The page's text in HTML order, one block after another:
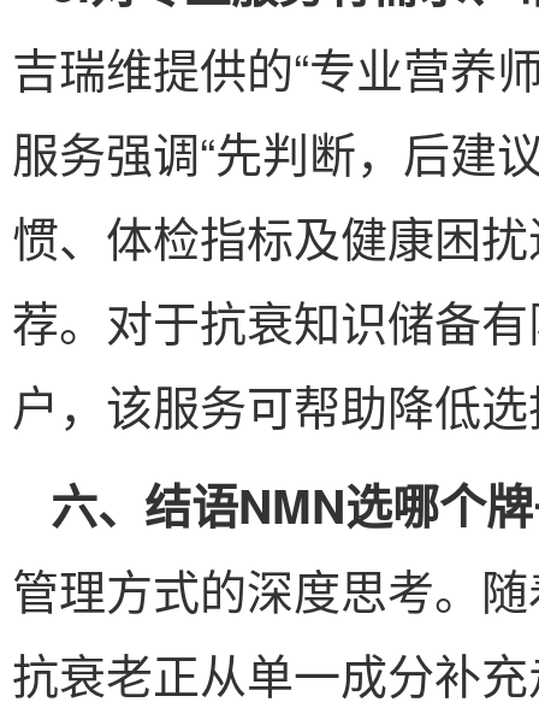
吉瑞维提供的“专业营养
服务强调“先判断，后建
惯、体检指标及健康困
荐。对于抗衰知识储备
户，该服务可帮助降低
六、结语NMN选哪个
管理方式的深度思考。
抗衰老正从单一成分补